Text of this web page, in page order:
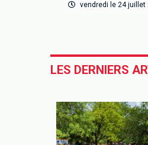
vendredi le 24 juillet
LES DERNIERS